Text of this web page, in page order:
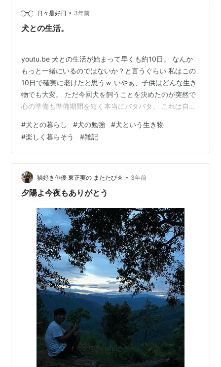
倒だし 寒ければ、犬も自…
日々是好日 • 3年前
犬との生活。
youtu.be 犬との生活が始まって早くも約10日。 なんか
もっと一緒にいるのではないか？と言うぐらい 私はこの
10日で確実に老けたと思うｗ いやぁ、子供はどんな生き
物でも大変。 ただ今回犬を飼うことを決めたのが突然で
心の準備も準備期間を短く本当にバタバタ。 これは自分
う希望もあったのに まだ先でいっか〜と思っていて具体
的に考えてなかった。 たまたまネットで近隣のショップ
のサイトを覗いて 今どんな子がいるのかなぁなどと思っ
ていたら 値段が安い子がいる… 誕生日を見たら売れ時を
逃した模様。 用事で出かけた帰りに見に行ったが最後…
偶然外に出…
#犬との暮らし #犬の勉強 #犬という生き物
#楽しく暮らそう #雑記
猫好き俳優 東正実の またたび☆ • 3年前
夕陽よ今夜もありがとう